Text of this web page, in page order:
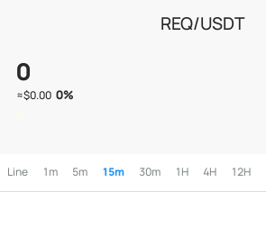
REQ/USDT
0
≈$0.00 0%
Line 1m 5m 15m 30m 1H 4H 12H